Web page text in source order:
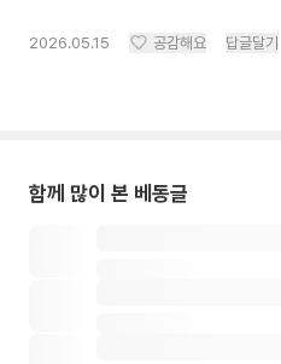
2026.05.15 공감해요 답글달기
함께 많이 본 베동글